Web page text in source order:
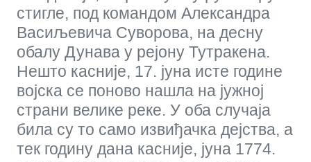
стигле, под командом Александра
Васиљевича Суворова, на десну
обалу Дунава у рејону Тутракена.
Нешто касније, 17. јуна исте године
војска се поново нашла на јужној
страни велике реке. У оба случаја
била су то само извиђачка дејства, а
тек годину дана касније, јуна 1774.